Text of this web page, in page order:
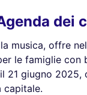
dei
musica, offre
le famiglie con
21 giugno
capitale.